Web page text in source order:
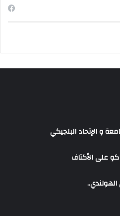
و الإتحاد البلجيكي
على الأكتاف